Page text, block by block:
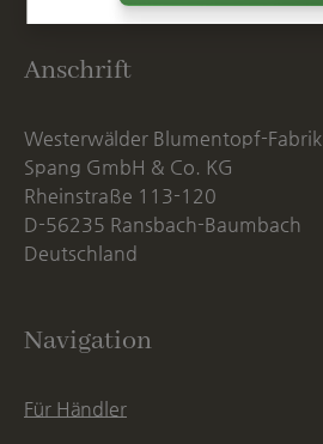
Anschrift
Westerwälder Blumentopf-Fabrik
Spang GmbH & Co. KG
Rheinstraße 113-120
D-56235 Ransbach-Baumbach
Deutschland
Navigation
Für Händler